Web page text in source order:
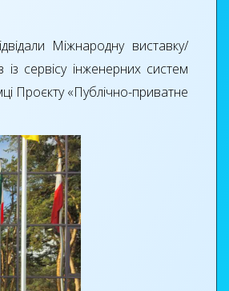
Міжнародну виставку/
із сервісу інженерних систем
Проєкту «Публічно-приватне